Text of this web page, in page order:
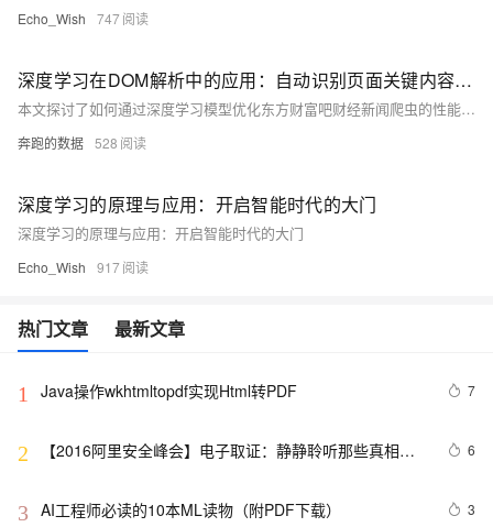
Echo_Wish 747
深度学习在DOM解析中的应用：自动识别页面关键内容区块
本文探讨了如何通过深度学习模型优化东方财富吧财经新闻爬虫的性能。针对网络请求、DOM解析与模型推理等瓶颈，采用代理复用、批量推理、多线程并发及模型量化等策略，将单页耗时从5秒优化至2秒，提升60%以上。代码示例涵盖代理配置、TFLite模型加载、批量预测及多线程抓取，确保高效稳定运行，为大规模数据采集提供参考。
奔跑的数据 528
深度学习的原理与应用：开启智能时代的大门
深度学习的原理与应用：开启智能时代的大门
Echo_Wish 917
热门文章 最新文章
1 Java操作wkhtmltopdf实现Html转PDF 7
2
【2016阿里安全峰会】电子取证：静静聆听那些真相
6
3 AI工程师必读的10本ML读物（附PDF下载） 3